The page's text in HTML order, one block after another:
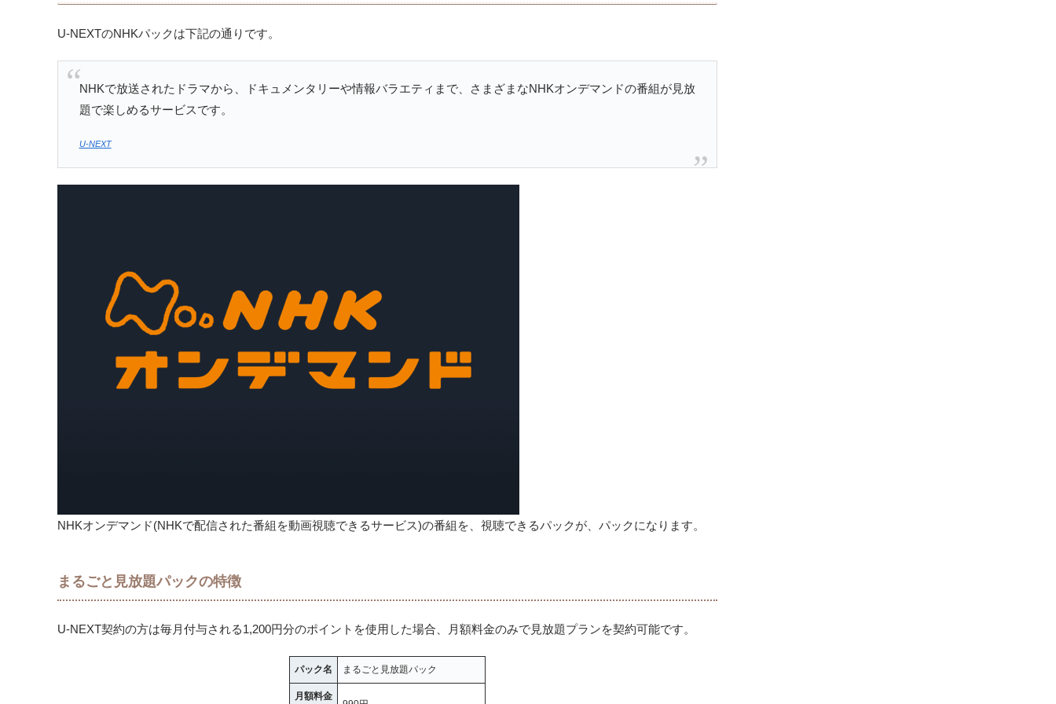
U-NEXTのNHKパックは下記の通りです。
NHKで放送されたドラマから、ドキュメンタリーや情報バラエティまで、さまざまなNHKオンデマンドの番組が見放
題で楽しめるサービスです。
U-NEXT
NHKオンデマンド(NHKで配信された番組を動画視聴できるサービス)の番組を、視聴できるパックが、パックになります。
まるごと見放題パックの特徴
U-NEXT契約の方は毎月付与される1,200円分のポイントを使用した場合、月額料金のみで見放題プランを契約可能です。
パック名 まるごと見放題パック
月額料金